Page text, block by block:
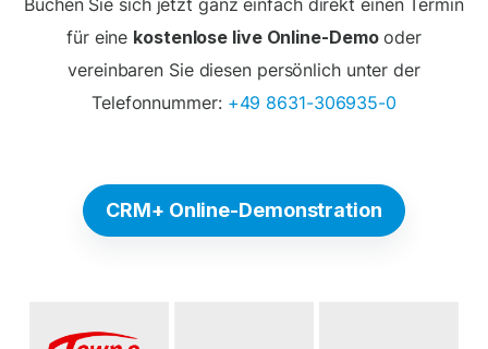
Buchen Sie sich jetzt ganz einfach direkt einen Termin
für eine kostenlose live Online-Demooder
vereinbaren Sie diesen persönlich unter der
Telefonnummer:+49 8631-306935-0
CRM+ Online-Demonstration